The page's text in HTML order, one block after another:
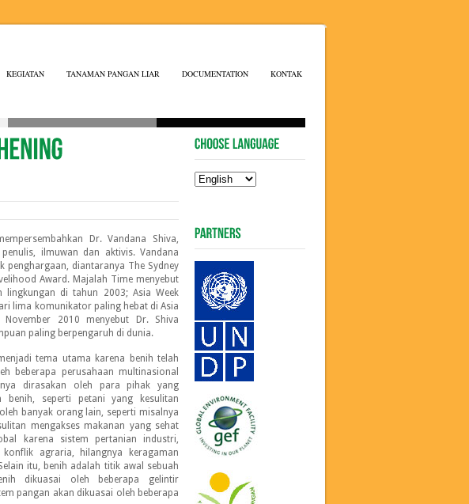
KEGIATAN TANAMAN PANGAN LIAR DOCUMENTATION KONTAK
Dr. Vandana Shiva,
ilmuwan dan aktivis. Vandana
penghargaan, diantaranya The Sydney
Award. Majalah Time menyebut
lingkungan di tahun 2003; Asia Week
lima komunikator paling hebat di Asia
2010 menyebut Dr. Shiva
paling berpengaruh di dunia.
tema utama karena benih telah
beberapa perusahaan multinasional
dirasakan oleh para pihak yang
benih, seperti petani yang kesulitan
banyak orang lain, seperti misalnya
mengakses makanan yang sehat
karena sistem pertanian industri,
konflik agraria, hilangnya keragaman
itu, benih adalah titik awal sebuah
dikuasai oleh beberapa gelintir
pangan akan dikuasai oleh beberapa